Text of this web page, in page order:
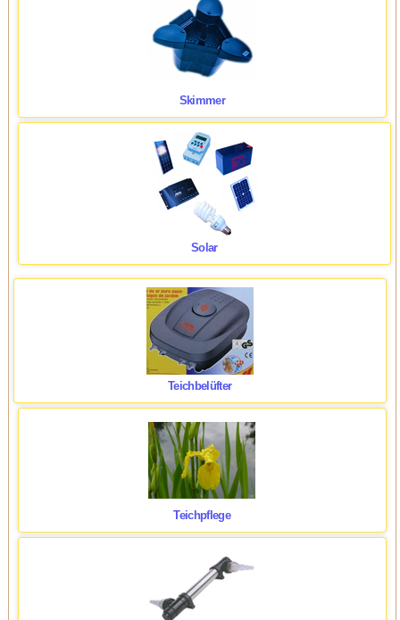
Skimmer
Solar
Teichbelüfter
Teichpflege